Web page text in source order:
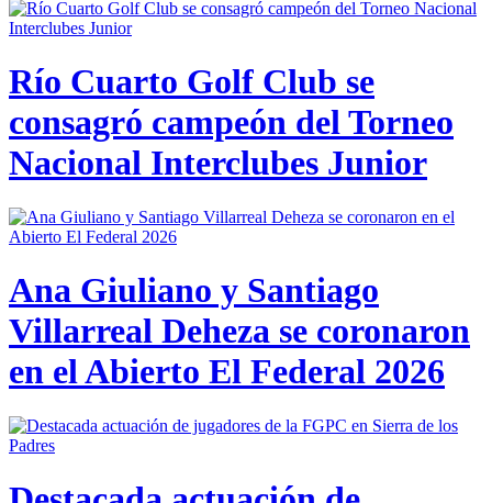
Río Cuarto Golf Club se
consagró campeón del Torneo
Nacional Interclubes Junior
Ana Giuliano y Santiago
Villarreal Deheza se coronaron
en el Abierto El Federal 2026